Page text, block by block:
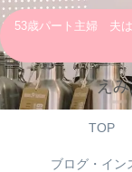
53歳パート主婦 夫
え
TOP
ブログ・イン